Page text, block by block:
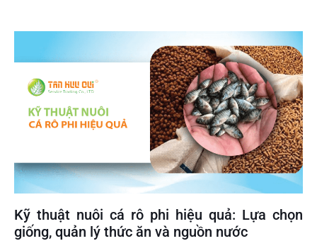
Kỹ thuật nuôi cá rô phi hiệu quả: Lựa chọn
giống, quản lý thức ăn và nguồn nước